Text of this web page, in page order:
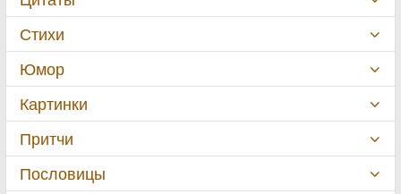
Стихи
Юмор
Картинки
Притчи
Пословицы